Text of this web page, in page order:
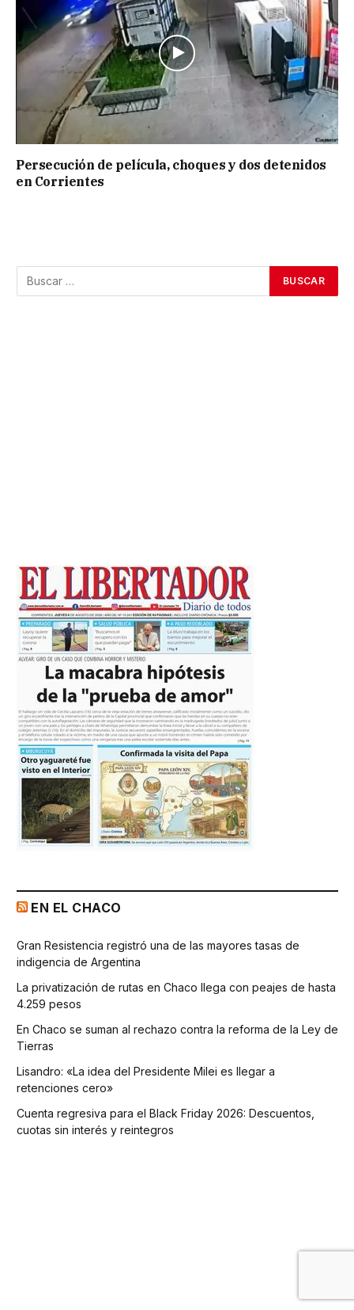
Persecución de película, choques y dos detenidos
en Corrientes
EN EL CHACO
Gran Resistencia registró una de las mayores tasas de
indigencia de Argentina
La privatización de rutas en Chaco llega con peajes de hasta
4.259 pesos
En Chaco se suman al rechazo contra la reforma de la Ley de
Tierras
Lisandro: «La idea del Presidente Milei es llegar a
retenciones cero»
Cuenta regresiva para el Black Friday 2026: Descuentos,
cuotas sin interés y reintegros